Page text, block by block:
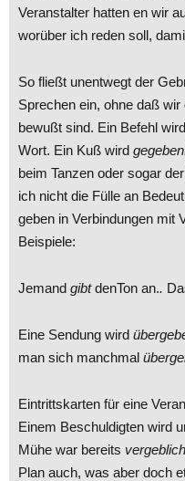
Veranstalter hatten en wir
worüber ich reden soll,
So fließt unentwegt der
Sprechen ein, ohne daß
bewußt sind. Ein Befehl wird
Wort. Ein Kuß wird
beim Tanzen oder sogar
ich nicht die Fülle an
geben in Verbindungen mit
Beispiele:
Jemand gibtdenTon an..
Eine Sendung wird
man sich manchmal
Eintrittskarten für eine
Einem Beschuldigten wird
Mühe war bereits
Plan auch, was aber doch